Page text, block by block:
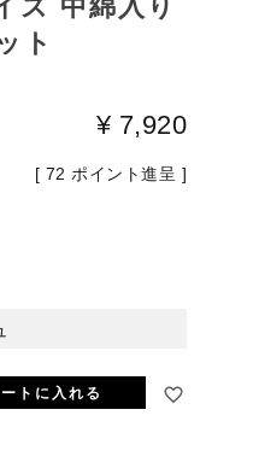
ズ 中綿入り
ト
¥ 7,920
[ 72 ポイント進呈 ]
トに入れる